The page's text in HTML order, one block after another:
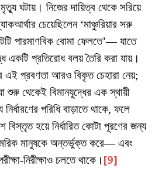
ঘটায়। নিজের দায়িত্ব থেকে সরিয়ে
চেয়েছিলেন ‘মাঞ্চুরিয়ার সরু
পারমাণবিক বোমা ফেলতে’— যাতে
একটি প্রতিরোধ বলয় তৈরি করা যায়।
এই প্রবণতা আরও বিকৃত চেহারা নেয়;
শুরু থেকেই বিমানযুদ্ধের এক স্থায়ী
পরিধি বাড়াতে থাকে, ফলে
বিস্তৃত হয়ে নির্ধারিত কোটা পূরণের জন্য
মানুষকে অন্তর্ভুক্ত করে— এবং
নিরীক্ষাও চলতে থাকে। [9]